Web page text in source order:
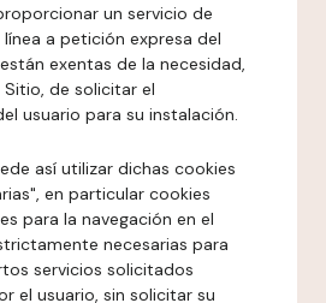
un servicio de
a petición expresa del
exentas de la necesidad,
de solicitar el
usuario para su instalación.
así utilizar dichas cookies
en particular cookies
para la navegación en el
necesarias para
servicios solicitados
el usuario, sin solicitar su